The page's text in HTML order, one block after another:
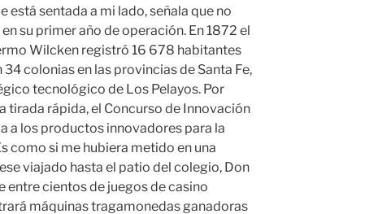
está sentada a mi lado, señala que no
su primer año de operación. En 1872 el
Wilcken registró 16 678 habitantes
colonias en las provincias de Santa Fe,
tecnológico de Los Pelayos. Por
tirada rápida, el Concurso de Innovación
a los productos innovadores para la
como si me hubiera metido en una
viajado hasta el patio del colegio, Don
entre cientos de juegos de casino
máquinas tragamonedas ganadoras